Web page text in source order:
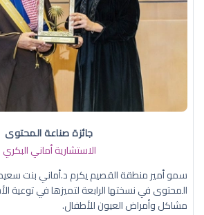
جائزة صناعة المحتوى
الاستشارية أماني البكري
سمو أمير منطقة القصيم يكرم د.أماني بنت سعيد
المحتوى في نسختها الرابعة لتميزها في توعية
مشاكل وأمراض العيون للأطفال.